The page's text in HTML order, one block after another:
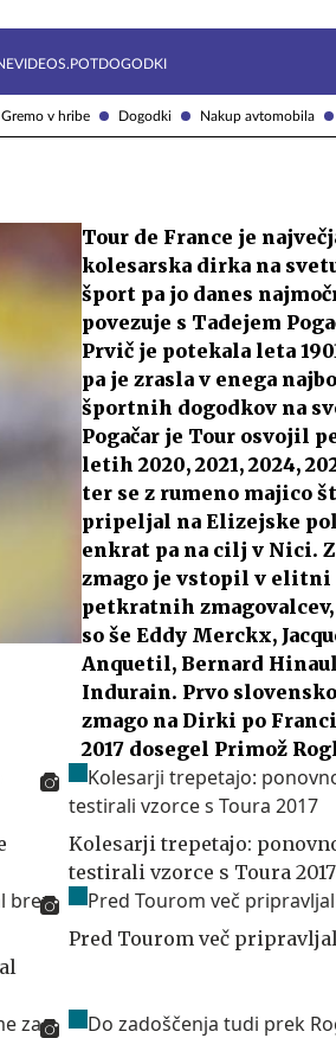
Gremo v hribe Dogodki Nakup avtomobila
VIDEOS.POTDOGODKI
Tour de France je
kolesarska dirka na
šport pa jo danes
povezuje s Tadejem
Prvič je potekala leta
pa je zrasla v enega
športnih dogodkov na
Pogačar je Tour osvojil
letih 2020, 2021, 2024,
ter se z rumeno majico
pripeljal na Elizejske
enkrat pa na cilj v Nici.
zmago je vstopil v elitni
petkratnih
so še Eddy Merckx,
Anquetil, Bernard
Indurain. Prvo
zmago na Dirki po
2017 dosegel Primož
Kolesarji trepetajo:
testirali vzorce s Toura 2017
Pred Tourom več